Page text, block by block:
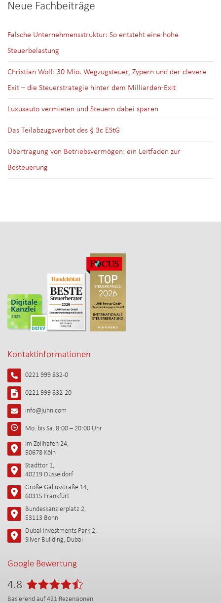
Neue Fachbeiträge
Falsche Unternehmensstruktur: So entsteht eine hohe
Steuerbelastung
Christian Wolf: 30 Mio. Wegzugsteuer, Zypern und der clevere
Exit – die Steuerstrategie hinter dem Milliarden-Exit
Luxusauto vermieten und Steuern dabei sparen
Das Teilabzugsverbot des § 3c EStG
Übertragung von Betriebsvermögen: ein Leitfaden zur
Besteuerung
Kontaktinformationen
0221 999 832-0
0221 999 832-20
info@juhn.com
Mo. bis Sa. 8:00 – 20:00 Uhr
Im Zollhafen 24,
50678 Köln
Stadttor 1,
40219 Düsseldorf
Große Gallusstraße 14,
60315 Frankfurt
Bundeskanzlerplatz 2,
53113 Bonn
Dubai Investments Park 2,
Silver Building, Dubai
Google Bewertung
4.8
Basierend auf 421 Rezensionen